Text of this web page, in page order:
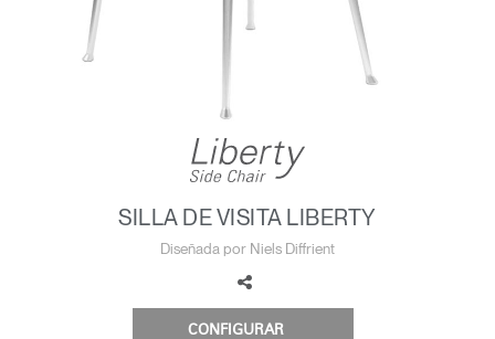
Cambiar región
OpensOpens
SILLA DE VISITA LIBERTY
Diseñada por Niels Diffrient
CONFIGURAR